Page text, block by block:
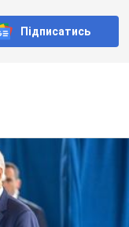
Підписатись